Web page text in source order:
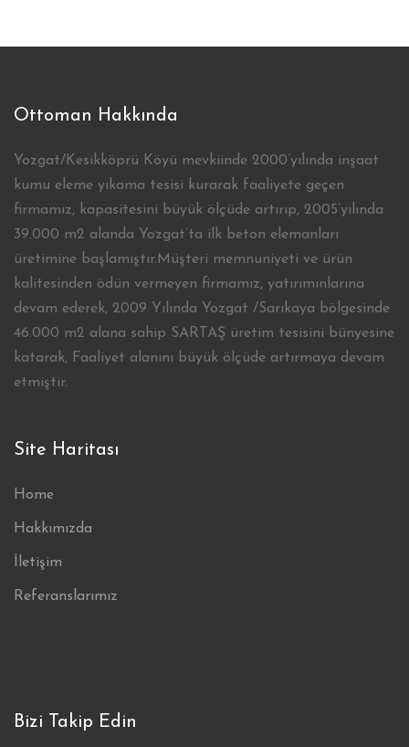
Ottoman Hakkında
Yozgat/Kesikköprü Köyü mevkiinde 2000’yılında inşaat
kumu eleme yıkama tesisi kurarak faaliyete geçen
firmamız, kapasitesini büyük ölçüde artırıp, 2005’yılında
39.000 m2 alanda Yozgat’ta ilk beton elemanları
üretimine başlamıştır.Müşteri memnuniyeti ve ürün
kalitesinden ödün vermeyen firmamız, yatırımınlarına
devam ederek, 2009 Yılında Yozgat /Sarıkaya bölgesinde
46.000 m2 alana sahip SARTAŞ üretim tesisini bünyesine
katarak, Faaliyet alanını büyük ölçüde artırmaya devam
etmiştir.
Site Haritası
Home
Hakkımızda
İletişim
Referanslarımız
Bizi Takip Edin